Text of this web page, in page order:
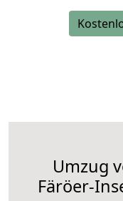
Umzug
Färöer-